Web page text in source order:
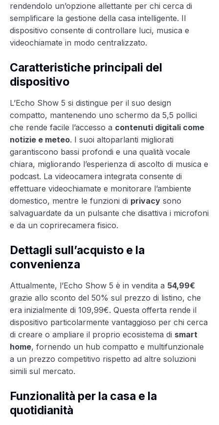
rendendolo un’opzione allettante per chi cerca di
semplificare la gestione della casa intelligente. Il
dispositivo consente di controllare luci, musica e
videochiamate in modo centralizzato.
Caratteristiche principali del
dispositivo
L’Echo Show 5 si distingue per il suo design
compatto, mantenendo uno schermo da 5,5 pollici
che rende facile l’accesso a contenuti digitali come
notizie e meteo. I suoi altoparlanti migliorati
garantiscono bassi profondi e una qualità vocale
chiara, migliorando l’esperienza di ascolto di musica e
podcast. La videocamera integrata consente di
effettuare videochiamate e monitorare l’ambiente
domestico, mentre le funzioni di privacy sono
salvaguardate da un pulsante che disattiva i microfoni
e da un coprirecamera fisico.
Dettagli sull’acquisto e la
convenienza
Attualmente, l’Echo Show 5 è in vendita a 54,99€
grazie allo sconto del 50% sul prezzo di listino, che
era inizialmente di 109,99€. Questa offerta rende il
dispositivo particolarmente vantaggioso per chi cerca
di creare o ampliare il proprio ecosistema di smart
home, fornendo un hub compatto e multifunzionale
a un prezzo competitivo rispetto ad altre soluzioni
simili sul mercato.
Funzionalità per la casa e la
quotidianità